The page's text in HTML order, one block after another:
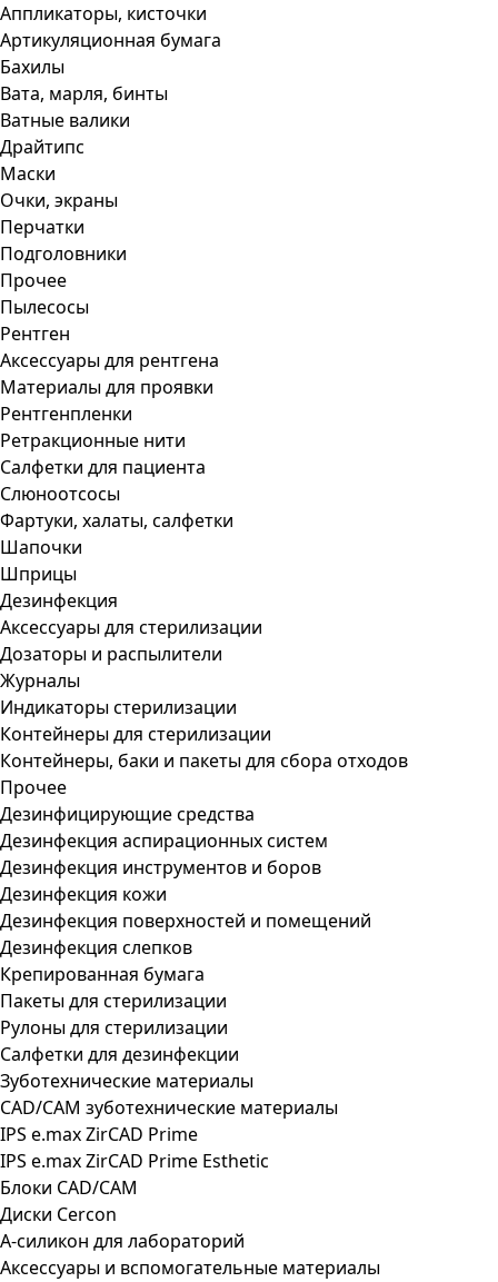
Аппликаторы, кисточки
Артикуляционная бумага
Бахилы
Вата, марля, бинты
Ватные валики
Драйтипс
Маски
Очки, экраны
Перчатки
Подголовники
Прочее
Пылесосы
Рентген
Аксессуары для рентгена
Материалы для проявки
Рентгенпленки
Ретракционные нити
Салфетки для пациента
Слюноотсосы
Фартуки, халаты, салфетки
Шапочки
Шприцы
Дезинфекция
Аксессуары для стерилизации
Дозаторы и распылители
Журналы
Индикаторы стерилизации
Контейнеры для стерилизации
Контейнеры, баки и пакеты для сбора отходов
Прочее
Дезинфицирующие средства
Дезинфекция аспирационных систем
Дезинфекция инструментов и боров
Дезинфекция кожи
Дезинфекция поверхностей и помещений
Дезинфекция слепков
Крепированная бумага
Пакеты для стерилизации
Рулоны для стерилизации
Салфетки для дезинфекции
Зуботехнические материалы
CAD/CAM зуботехнические материалы
IPS e.max ZirCAD Prime
IPS e.max ZirCAD Prime Esthetic
Блоки CAD/CAM
Диски Cercon
А-силикон для лабораторий
Аксессуары и вспомогательные материалы